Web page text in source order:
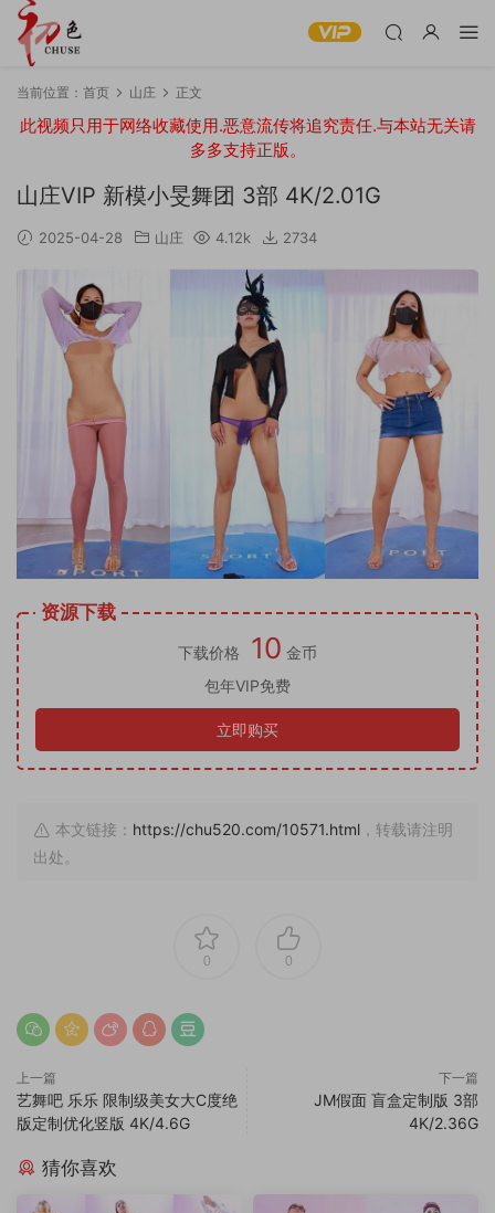
当前位置： 首页 山庄 正文
此视频只用于网络收藏使用.恶意流传将追究责任.与本站无关请
多多支持正版。
山庄VIP 新模小旻舞团 3部 4K/2.01G
2025-04-28 山庄 4.12k 2734
资源下载
下载价格 10 金币
包年VIP免费
立即购买
本文链接： https://chu520.com/10571.html ，转载请注明
出处。
0 0
上一篇
艺舞吧 乐乐 限制级美女大C度绝
版定制优化竖版 4K/4.6G
下一篇
JM假面 盲盒定制版 3部
4K/2.36G
猜你喜欢